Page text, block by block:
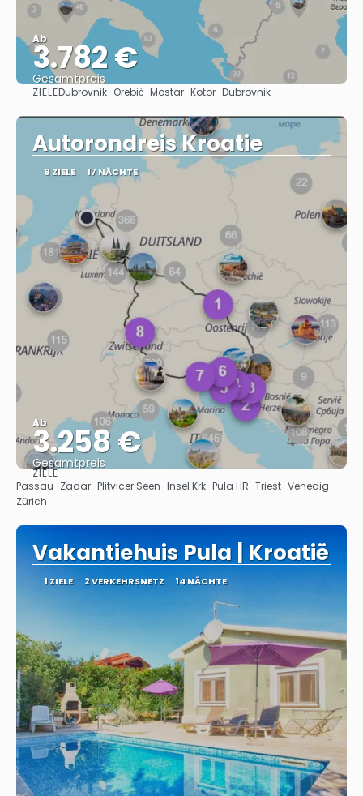
Ab
3.782 €
Gesamtpreis
Sehen
ZIELEDubrovnik · Orebić · Mostar · Kotor · Dubrovnik
Autorondreis Kroatie
8 ZIELE 17 NÄCHTE
Ab
3.258 €
Gesamtpreis
Sehen
ZIELE
Passau · Zadar · Plitvicer Seen · Insel Krk · Pula HR · Triest · Venedig ·
Zürich
Vakantiehuis Pula | Kroatië
1 ZIELE 2 VERKEHRSNETZ 14 NÄCHTE